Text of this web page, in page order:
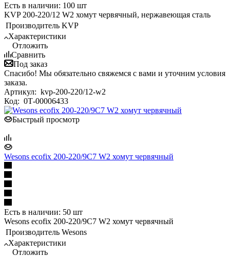
Есть в наличии: 100 шт
KVP 200-220/12 W2 хомут червячный, нержавеющая сталь
Производитель KVP
Характеристики
Отложить
Сравнить
Под заказ
Спасибо! Мы обязательно свяжемся с вами и уточним условия
заказа.
Артикул: kvp-200-220/12-w2
Код: 0Т-00006433
Быстрый просмотр
Wesons ecofix 200-220/9C7 W2 хомут червячный
Есть в наличии: 50 шт
Wesons ecofix 200-220/9C7 W2 хомут червячный
Производитель Wesons
Характеристики
Отложить